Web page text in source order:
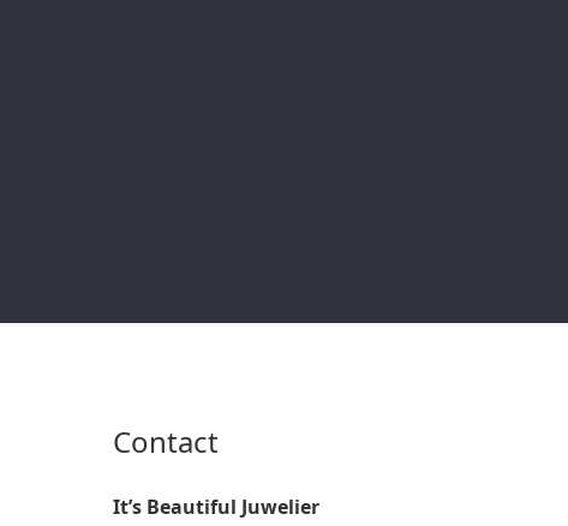
Contact
It’s Beautiful Juwelier